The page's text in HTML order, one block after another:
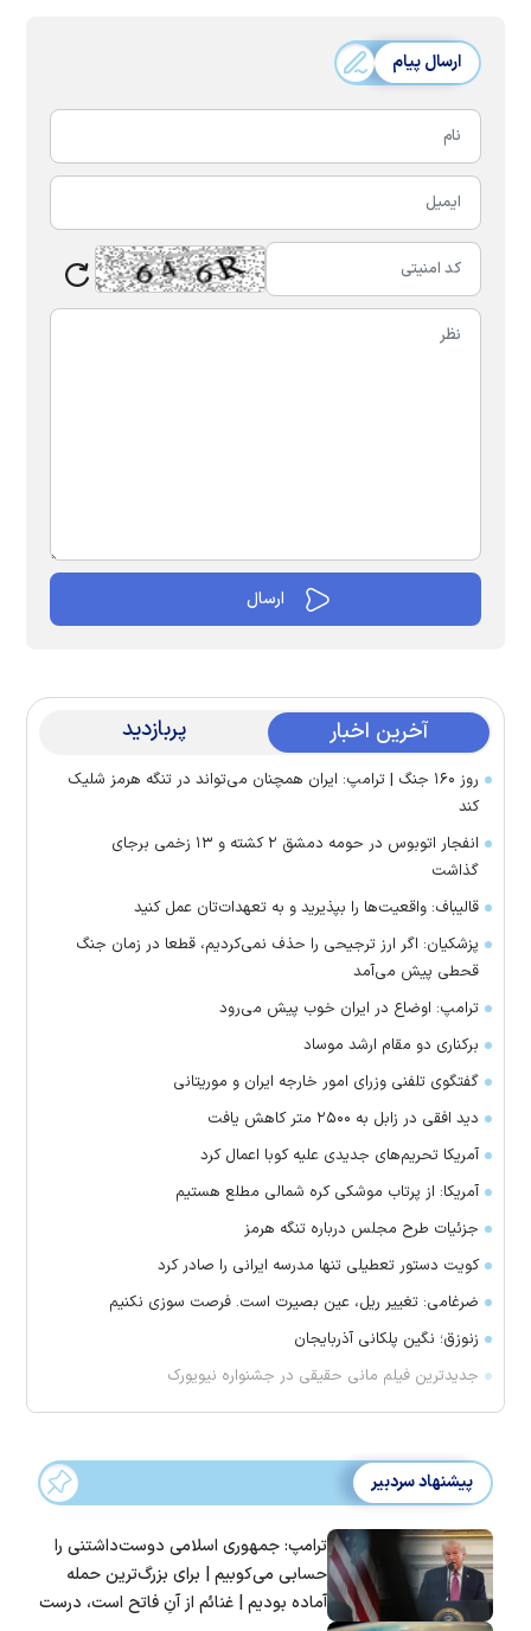
ارسال پیام
آخرین اخبار پربازدید
روز ۱۶۰ جنگ | ترامپ: ایران همچنان می‌تواند در تنگه هرمز شلیک
کند
انفجار اتوبوس در حومه دمشق ۲ کشته و ۱۳ زخمی برجای
گذاشت
قالیباف: واقعیت‌ها را بپذیرید و به تعهدات‌تان عمل کنید
پزشکیان: اگر ارز ترجیحی را حذف نمی‌کردیم، قطعا در زمان جنگ
قحطی پیش می‌آمد
ترامپ: اوضاع در ایران خوب پیش می‌رود
برکناری دو مقام ارشد موساد
گفتگوی تلفنی وزرای امور خارجه ایران و موریتانی
دید افقی در زابل به ۲۵۰۰ متر کاهش یافت
آمریکا تحریم‌های جدیدی علیه کوبا اعمال کرد
آمریکا: از پرتاب موشکی کره شمالی مطلع هستیم
جزئیات طرح مجلس درباره تنگه هرمز
کویت دستور تعطیلی تنها مدرسه ایرانی را صادر کرد
ضرغامی: تغییر ریل، عین بصیرت است. فرصت سوزی نکنیم
زنوزق؛ نگین پلکانی آذربایجان
جدیدترین فیلم مانی حقیقی در جشنواره نیویورک
پیشنهاد سردبیر
ترامپ: جمهوری اسلامی دوست‌داشتنی را
حسابی می‌کوبیم | برای بزرگ‌ترین حمله
آماده بودیم | غنائم از آنِ فاتح است، درست